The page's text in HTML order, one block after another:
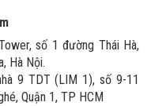
số 1 đường Thái Hà,
Hà Nội.
9 TDT (LIM 1), số 9-11
Quận 1, TP HCM